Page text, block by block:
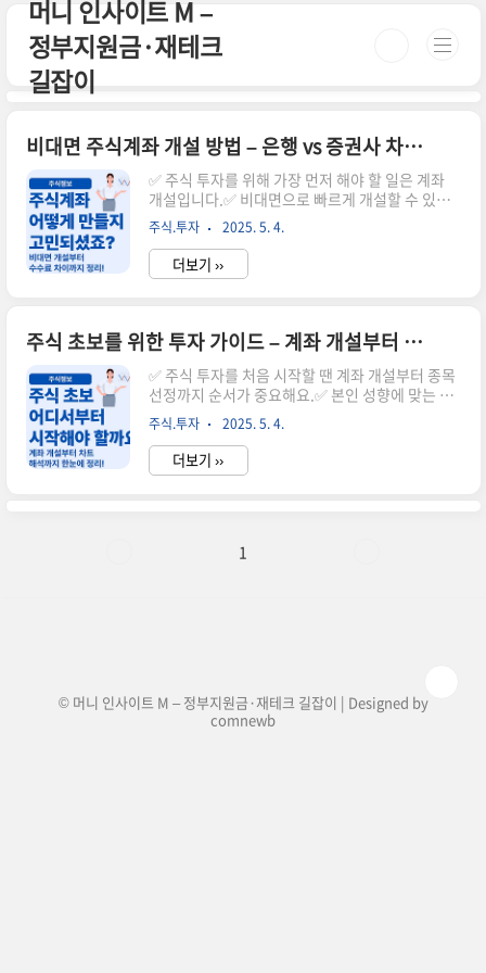
본문 바로가기
머니 인사이트 M –
정부지원금·재테크
길잡이
비대면 주식계좌 개설 방법 – 은행 vs 증권사 차이점은?
✅ 주식 투자를 위해 가장 먼저 해야 할 일은 계좌
개설입니다.✅ 비대면으로 빠르게 개설할 수 있고,
수수료 혜택도 다양해요.✅ 은행 연계계좌와 증권
사 직접계좌의 차이도 꼭 알아두세요.주식을 시작
하려면 가장 먼저 주식 계좌가 필요해요.예전엔 은
행을 직접 방문해야 했지만, 지금은 스마트폰만 있
좌와 증권사계좌의 차이를 자세히 알려드릴게요.
🔑 비대면 주식계좌 개설 순서증권사 앱 설치 (예:
삼성증권, 키움증권, 미래에셋 등)회원가입 및 신분
증 촬영본인 인증 (휴대폰, 타행계좌, 영상통화 중
선택)계좌 개설 완료 및 HTS/MTS 로그인🏦 은행
연계계좌 vs 증권사 직접계좌항목은행 연계계좌증
권사 직접계좌개설 방..
주식.투자 2025. 5. 4.
더보기 ››
주식 초보를 위한 투자 가이드 – 계좌 개설부터 종목 선택까지
✅ 주식 투자를 처음 시작할 땐 계좌 개설부터 종목
선정까지 순서가 중요해요.✅ 본인 성향에 맞는 투
자 스타일을 파악하는 것이 먼저입니다.✅ 이 글에
서는 주식 초보가 꼭 알아야 할 실전 팁들을 한눈에
정리해드릴게요.처음 주식을 시작할 때는 용어도
어렵고 무엇부터 해야 할지 막막하죠.하지만 순서
릴게요.✅ 주식 계좌 개설 – 비대면으로 간편하게
주식.투자 2025. 5. 4.
더보기 ››
1
© 머니 인사이트 M – 정부지원금·재테크 길잡이 | Designed by
comnewb